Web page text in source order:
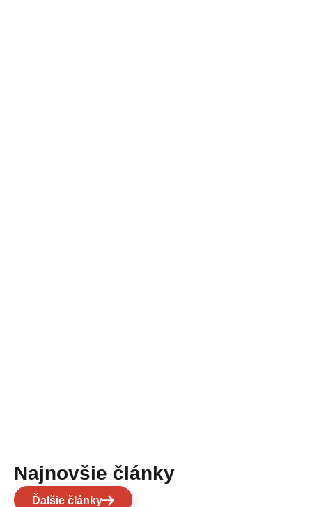
Najnovšie články
Ďalšie články